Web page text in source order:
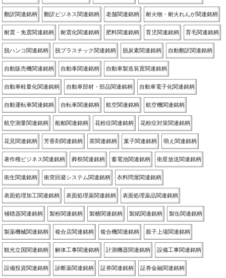
翻訳関連銘柄 翻訳ビジネス関連銘柄 老舗関連銘柄 耐火物・耐火れんが関連銘柄
耐震・免震関連銘柄 耐震化関連銘柄 肥料関連銘柄 育児関連銘柄 育毛関連銘柄
脱ハンコ関連銘柄 脱プラスチック関連銘柄 脱炭素関連銘柄 自動翻訳関連銘柄
自動販売機関連銘柄 自動車関連銘柄 自動車製造装置関連銘柄
自動車軽量化関連銘柄 自動車部材・部品関連銘柄 自動車電子化関連銘柄
自動運転車関連銘柄 自転車関連銘柄 航空関連銘柄 航空機関連銘柄
航空測量関連銘柄 船舶関連銘柄 花粉症関連銘柄 花粉症対策関連銘柄
花見関連銘柄 芳香剤関連銘柄 茶関連銘柄 菓子関連銘柄 萌え関連銘柄
著作権ビジネス関連銘柄 葬祭関連銘柄 蓄電池関連銘柄 衛星放送関連銘柄
衛生関連銘柄 衝突回避システム関連銘柄 衣料問屋関連銘柄
表面処理加工関連銘柄 表面処理薬関連銘柄 表面処理薬品関連銘柄
補聴器関連銘柄 製粉関連銘柄 製糖関連銘柄 製紙関連銘柄 製缶関連銘柄
製薬機械関連銘柄 複合店関連銘柄 複合機関連銘柄 親子上場関連銘柄
観光立国関連銘柄 解体工事関連銘柄 計測機器関連銘柄 設備工事関連銘柄
設備投資関連銘柄 診断薬関連銘柄 証券関連銘柄 証券金融関連銘柄